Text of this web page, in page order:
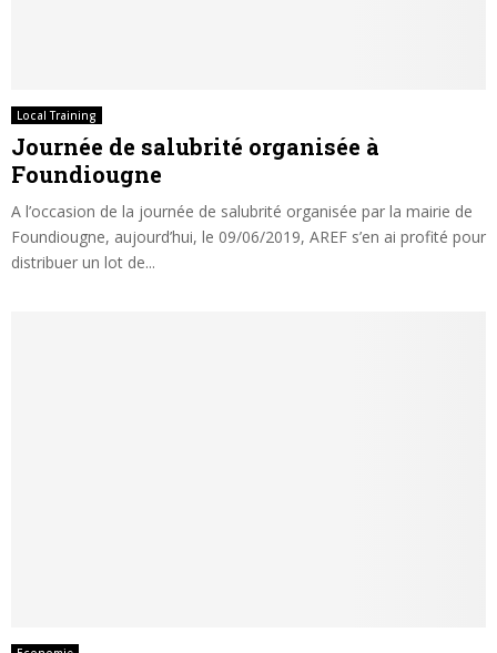
Local Training
Journée de salubrité organisée à
Foundiougne
A l’occasion de la journée de salubrité organisée par la mairie de
Foundiougne, aujourd’hui, le 09/06/2019, AREF s’en ai profité pour
distribuer un lot de...